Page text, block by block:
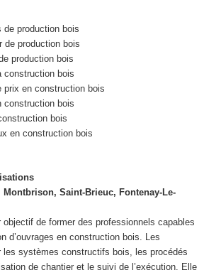
de production bois
de production bois
production bois
construction bois
prix en construction bois
construction bois
bois
en construction bois
Saint-Brieuc, Fontenay-Le-
de former des professionnels capables
d’ouvrages en construction bois. Les
les systèmes constructifs bois, les procédés
de chantier et le suivi de l’exécution. Elle